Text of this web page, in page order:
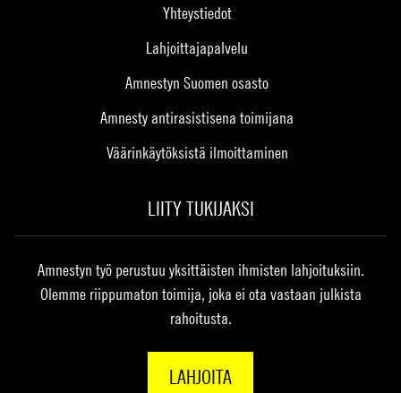
Yhteystiedot
Lahjoittajapalvelu
Amnestyn Suomen osasto
Amnesty antirasistisena toimijana
Väärinkäytöksistä ilmoittaminen
LIITY TUKIJAKSI
Amnestyn työ perustuu yksittäisten ihmisten lahjoituksiin.
Olemme riippumaton toimija, joka ei ota vastaan julkista
rahoitusta.
LAHJOITA